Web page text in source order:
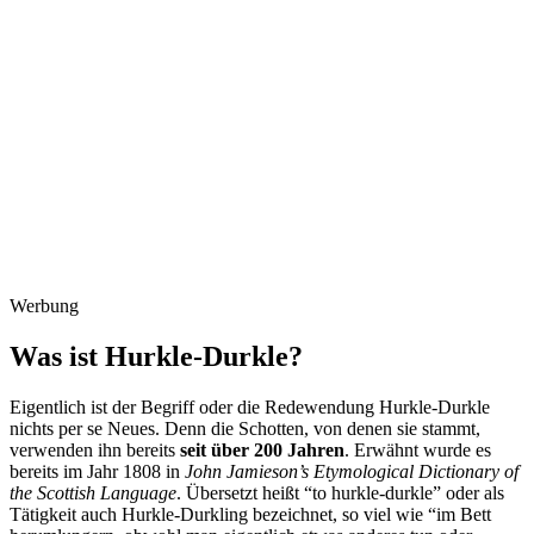
Werbung
Was ist Hurkle-Durkle?
Eigentlich ist der Begriff oder die Redewendung Hurkle-Durkle
nichts per se Neues. Denn die Schotten, von denen sie stammt,
verwenden ihn bereits seit über 200 Jahren. Erwähnt wurde es
bereits im Jahr 1808 in John Jamieson’s Etymological Dictionary of
the Scottish Language. Übersetzt heißt “to hurkle-durkle” oder als
Tätigkeit auch Hurkle-Durkling bezeichnet, so viel wie “im Bett